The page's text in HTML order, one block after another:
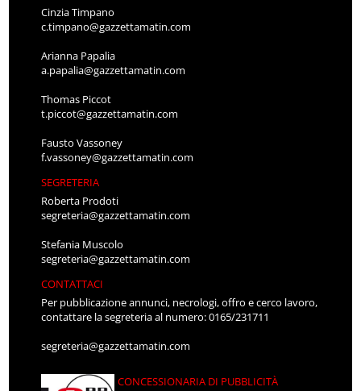
Cinzia Timpano
c.timpano@gazzettamatin.com
Arianna Papalia
a.papalia@gazzettamatin.com
Thomas Piccot
t.piccot@gazzettamatin.com
Fausto Vassoney
f.vassoney@gazzettamatin.com
SEGRETERIA
Roberta Prodoti
segreteria@gazzettamatin.com
Stefania Muscolo
segreteria@gazzettamatin.com
CONTATTACI
Per pubblicazione annunci, necrologi, offro e cerco lavoro,
contattare la segreteria al numero: 0165/231711
segreteria@gazzettamatin.com
CONCESSIONARIA DI PUBBLICITÀ